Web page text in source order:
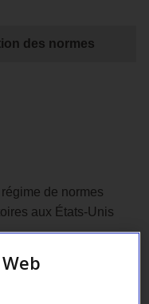
des normes
de normes
aux États-Unis
au Québec –